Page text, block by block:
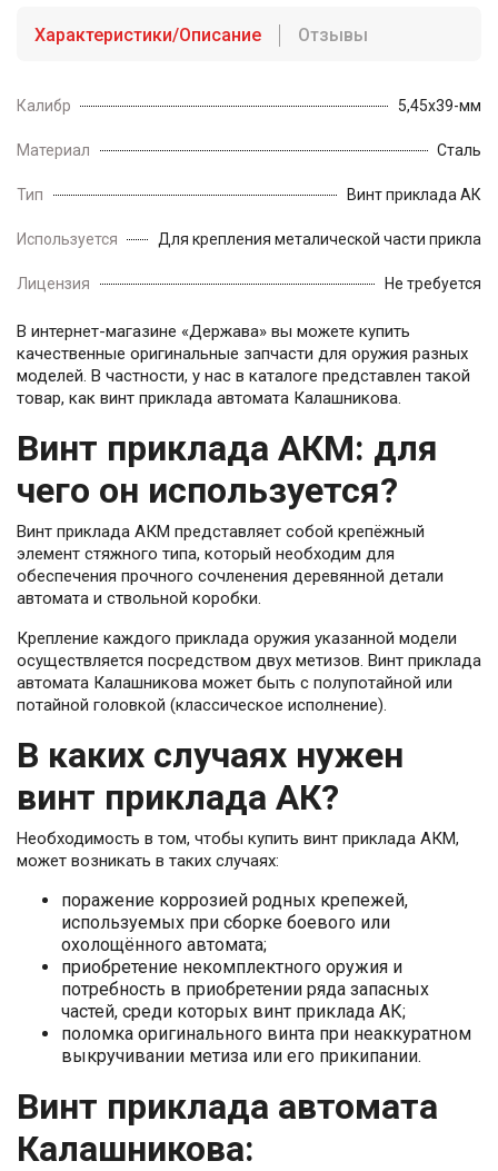
Характеристики/Описание Отзывы
Калибр 5,45х39-мм
Материал Сталь
Тип Винт приклада АК
Используется Для крепления металической части
Лицензия Не требуется
В интернет-магазине «Держава» вы можете купить
качественные оригинальные запчасти для оружия разных
моделей. В частности, у нас в каталоге представлен такой
товар, как винт приклада автомата Калашникова.
Винт приклада АКМ: для
чего он используется?
Винт приклада АКМ представляет собой крепёжный
элемент стяжного типа, который необходим для
обеспечения прочного сочленения деревянной детали
автомата и ствольной коробки.
Крепление каждого приклада оружия указанной модели
осуществляется посредством двух метизов. Винт приклада
автомата Калашникова может быть с полупотайной или
потайной головкой (классическое исполнение).
В каких случаях нужен
винт приклада АК?
Необходимость в том, чтобы купить винт приклада АКМ,
может возникать в таких случаях:
поражение коррозией родных крепежей,
используемых при сборке боевого или
охолощённого автомата;
приобретение некомплектного оружия и
потребность в приобретении ряда запасных
частей, среди которых винт приклада АК;
поломка оригинального винта при неаккуратном
выкручивании метиза или его прикипании.
Винт приклада автомата
Калашникова: